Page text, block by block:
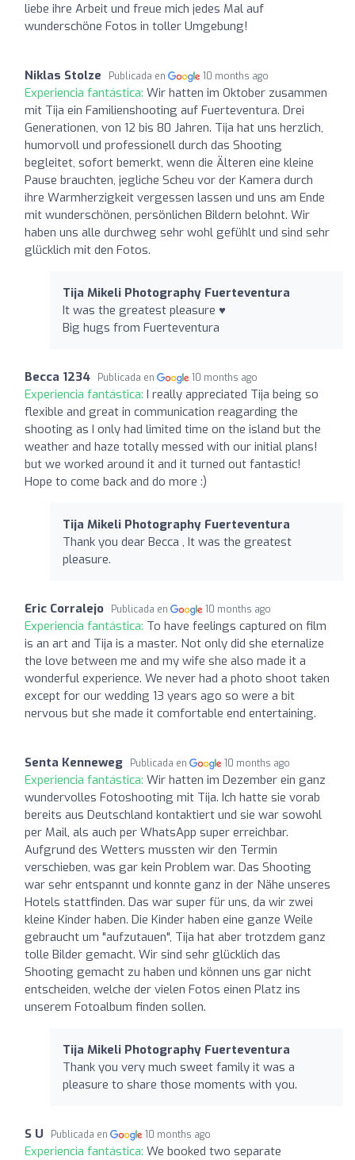
liebe ihre Arbeit und freue mich jedes Mal auf
wunderschöne Fotos in toller Umgebung!
Niklas Stolze Publicada en 10 months ago
Experiencia fantástica: Wir hatten im Oktober zusammen
mit Tija ein Familienshooting auf Fuerteventura. Drei
Generationen, von 12 bis 80 Jahren. Tija hat uns herzlich,
humorvoll und professionell durch das Shooting
begleitet, sofort bemerkt, wenn die Älteren eine kleine
Pause brauchten, jegliche Scheu vor der Kamera durch
ihre Warmherzigkeit vergessen lassen und uns am Ende
mit wunderschönen, persönlichen Bildern belohnt. Wir
haben uns alle durchweg sehr wohl gefühlt und sind sehr
glücklich mit den Fotos.
Tija Mikeli Photography Fuerteventura
It was the greatest pleasure ♥️
Big hugs from Fuerteventura ️
Becca 1234 Publicada en 10 months ago
Experiencia fantástica: I really appreciated Tija being so
flexible and great in communication reagarding the
shooting as I only had limited time on the island but the
weather and haze totally messed with our initial plans!
but we worked around it and it turned out fantastic!
Hope to come back and do more :)
Tija Mikeli Photography Fuerteventura
Thank you dear Becca , It was the greatest
pleasure.
Eric Corralejo Publicada en 10 months ago
Experiencia fantástica: To have feelings captured on film
is an art and Tija is a master. Not only did she eternalize
the love between me and my wife she also made it a
wonderful experience. We never had a photo shoot taken
except for our wedding 13 years ago so were a bit
nervous but she made it comfortable end entertaining.
Senta Kenneweg Publicada en 10 months ago
Experiencia fantástica: Wir hatten im Dezember ein ganz
wundervolles Fotoshooting mit Tija. Ich hatte sie vorab
bereits aus Deutschland kontaktiert und sie war sowohl
per Mail, als auch per WhatsApp super erreichbar.
Aufgrund des Wetters mussten wir den Termin
verschieben, was gar kein Problem war. Das Shooting
war sehr entspannt und konnte ganz in der Nähe unseres
Hotels stattfinden. Das war super für uns, da wir zwei
kleine Kinder haben. Die Kinder haben eine ganze Weile
gebraucht um "aufzutauen", Tija hat aber trotzdem ganz
tolle Bilder gemacht. Wir sind sehr glücklich das
Shooting gemacht zu haben und können uns gar nicht
entscheiden, welche der vielen Fotos einen Platz ins
unserem Fotoalbum finden sollen.
Tija Mikeli Photography Fuerteventura
Thank you very much sweet family it was a
pleasure to share those moments with you.
S U Publicada en 10 months ago
Experiencia fantástica: We booked two separate